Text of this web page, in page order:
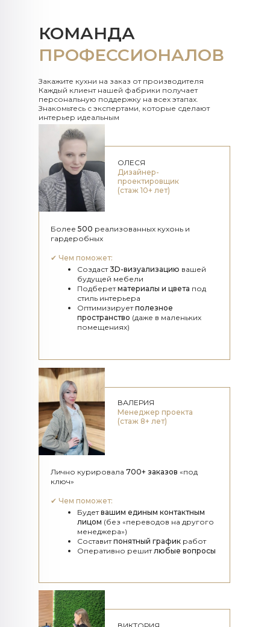
КОМАНДА
ПРОФЕССИОНАЛОВ
Закажите кухни на заказ от производителя
Каждый клиент нашей фабрики получает
персональную поддержку на всех этапах.
Знакомьтесь с экспертами, которые сделают
интерьер идеальным
ОЛЕСЯ
Дизайнер-
проектировщик
(стаж 10+ лет)
Более 500 реализованных кухонь и
гардеробных
✔ Чем поможет:
Создаст3D-визуализацию вашей
будущей мебели
Подберетматериалы и цвета под
стиль интерьера
Оптимизируетполезное
пространство (даже в маленьких
помещениях)
ВАЛЕРИЯ
Менеджер проекта
(стаж 8+ лет)
Лично курировала 700+ заказов «под
ключ»
✔ Чем поможет:
Будетвашим единым контактным
лицом (без «переводов на другого
менеджера»)
Составитпонятный график работ
Оперативно решитлюбые вопросы